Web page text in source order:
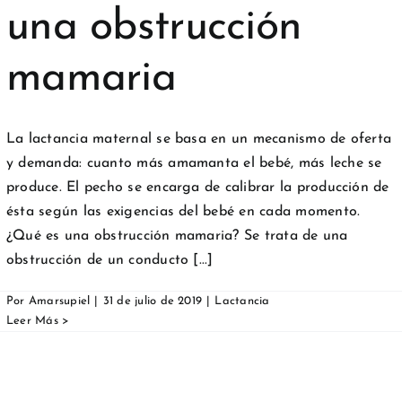
una obstrucción
mamaria
La lactancia maternal se basa en un mecanismo de oferta
y demanda: cuanto más amamanta el bebé, más leche se
produce. El pecho se encarga de calibrar la producción de
ésta según las exigencias del bebé en cada momento.
¿Qué es una obstrucción mamaria? Se trata de una
obstrucción de un conducto [...]
Por Amarsupiel 31 de julio de 2019 Lactancia